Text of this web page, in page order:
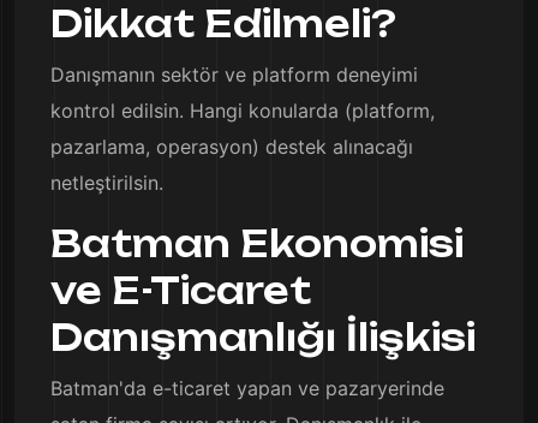
Dikkat Edilmeli?
Danışmanın sektör ve platform deneyimi
kontrol edilsin. Hangi konularda (platform,
pazarlama, operasyon) destek alınacağı
netleştirilsin.
Batman Ekonomisi
ve E-Ticaret
Danışmanlığı İlişkisi
Batman'da e-ticaret yapan ve pazaryerinde